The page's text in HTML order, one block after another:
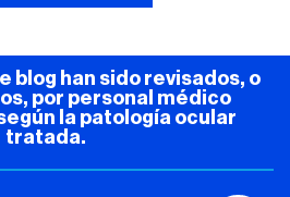
blog han sido revisados, o
por personal médico
la patología ocular
tratada.